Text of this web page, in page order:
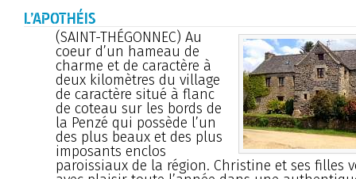
L’APOTHÉIS
(SAINT-THÉGONNEC) Au
coeur d’un hameau de
charme et de caractère à
deux kilomètres du village
de caractère situé à flanc
de coteau sur les bords de
la Penzé qui possède l’un
des plus beaux et des plus
imposants enclos
paroissiaux de la région. Christine et ses filles